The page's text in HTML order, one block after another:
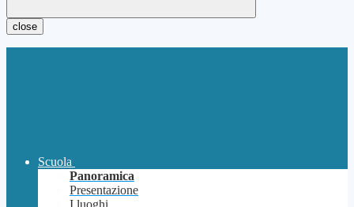
close
Scuola
Panoramica
Presentazione